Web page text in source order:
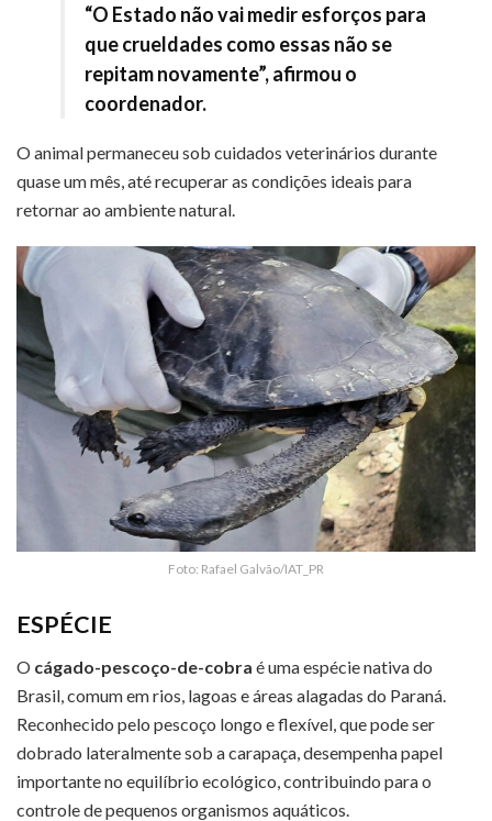
“O Estado não vai medir esforços para
que crueldades como essas não se
repitam novamente”, afirmou o
coordenador.
O animal permaneceu sob cuidados veterinários durante
quase um mês, até recuperar as condições ideais para
retornar ao ambiente natural.
Foto: Rafael Galvão/IAT_PR
ESPÉCIE
O cágado-pescoço-de-cobra é uma espécie nativa do
Brasil, comum em rios, lagoas e áreas alagadas do Paraná.
Reconhecido pelo pescoço longo e flexível, que pode ser
dobrado lateralmente sob a carapaça, desempenha papel
importante no equilíbrio ecológico, contribuindo para o
controle de pequenos organismos aquáticos.